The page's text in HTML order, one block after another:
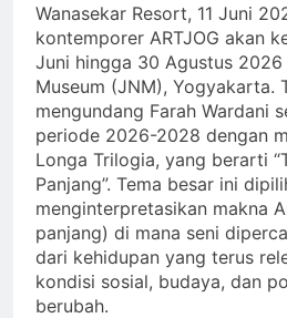
Wanasekar Resort, 11 Juni
kontemporer ARTJOG akan
Juni hingga 30 Agustus
Museum (JNM), Yogyakarta.
mengundang Farah Wardani
periode 2026-2028 dengan
Longa Trilogia, yang berarti
Panjang”. Tema besar ini
menginterpretasikan makna
panjang) di mana seni
dari kehidupan yang terus
kondisi sosial, budaya, dan
berubah.